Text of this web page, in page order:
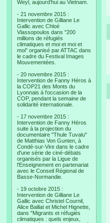
Weyl, aujourd’hui au Vietnam.
- 21 novembre 2015 :
Intervention de Gilliane Le
Gallic avec Chloé
Vlassopoulos dans "200
millions de réfugiés
climatiques et moi et moi et
moi" organisé par ATTAC dans
le cadre du Festival Images
Mouvementées.
- 20 novembre 2015 :
Intervention de Fanny Héros à
la COP21 des Monts du
Lyonnais à l'occasion de la
COP, pendant la semaine de
solidarité internationale.
- 17 novembre 2015 :
Intervention de Fanny Héros
suite à la projection du
documentaire "Thule Tuvalu"
de Matthias Von Gunten, à
Condé-sur-Vire dans le cadre
d'une série de ciné-débats
organisés par la Ligue de
l'Enseignement en partenariat
avec le Conseil Régional de
Basse-Normandie.
- 19 octobre 2015 :
Intervention de Gilliane Le
Gallic avec Christel Cournil,
Alice Baillat et Michel Hignette,
dans "Migrants et réfugiés
climatiques : quels enjeux,